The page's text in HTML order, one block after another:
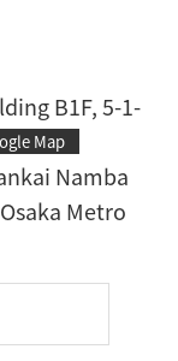
B1F, 5-1-
Map
Namba
Metro